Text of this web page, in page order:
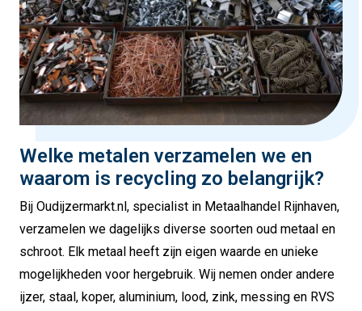
Welke metalen verzamelen we en
waarom is recycling zo belangrijk?
Bij Oudijzermarkt.nl, specialist in Metaalhandel Rijnhaven,
verzamelen we dagelijks diverse soorten oud metaal en
schroot. Elk metaal heeft zijn eigen waarde en unieke
mogelijkheden voor hergebruik. Wij nemen onder andere
ijzer, staal, koper, aluminium, lood, zink, messing en RVS